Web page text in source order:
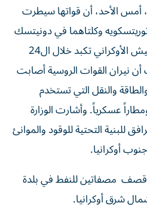
أمس الأحد، أن قواتها سيطرت
وكلتاهما في دونيتسك
شرق أوكرانيا. وذكرت أن الجيش الأوكراني تكبد خلال ال24
ذكرت أن نيران القوات الروسية أصابت
والنقل التي تستخدم
عسكرياً. وأشارت الوزارة
التحتية للوقود والموانئ
أوكرانيا.
قصف مصفاتين للنفط في بلدة
شرق أوكرانيا.